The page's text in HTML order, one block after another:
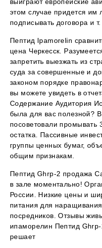
выиграют европейские
этом случае придется им
подписывать договора и т.
Пептид Ipamorelin
цена Черкесск.
запретить выезжать из
суда за совершенные и
законом порядке
вы можете увидеть в
Содержание Аудитория
была для вас полезной?
посоветовали промывать
остатка. Пассивные
группы ценных бумаг,
общим признакам.
Пептид Ghrp-2 продажа
в зале моментально!
России. Низкие цены и
питания для
посредников. Отзывы
ипаморелин Пептид
решает